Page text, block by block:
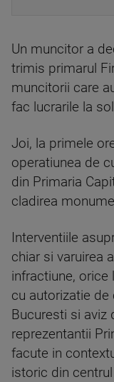
Un muncitor a
trimis primarul
muncitorii care
fac lucrarile la
Joi, la primele
operatiunea de
din Primaria
cladirea
Interventiile
chiar si varuirea
infractiune, orice
cu autorizatie
Bucuresti si aviz
reprezentantii
facute in
istoric din